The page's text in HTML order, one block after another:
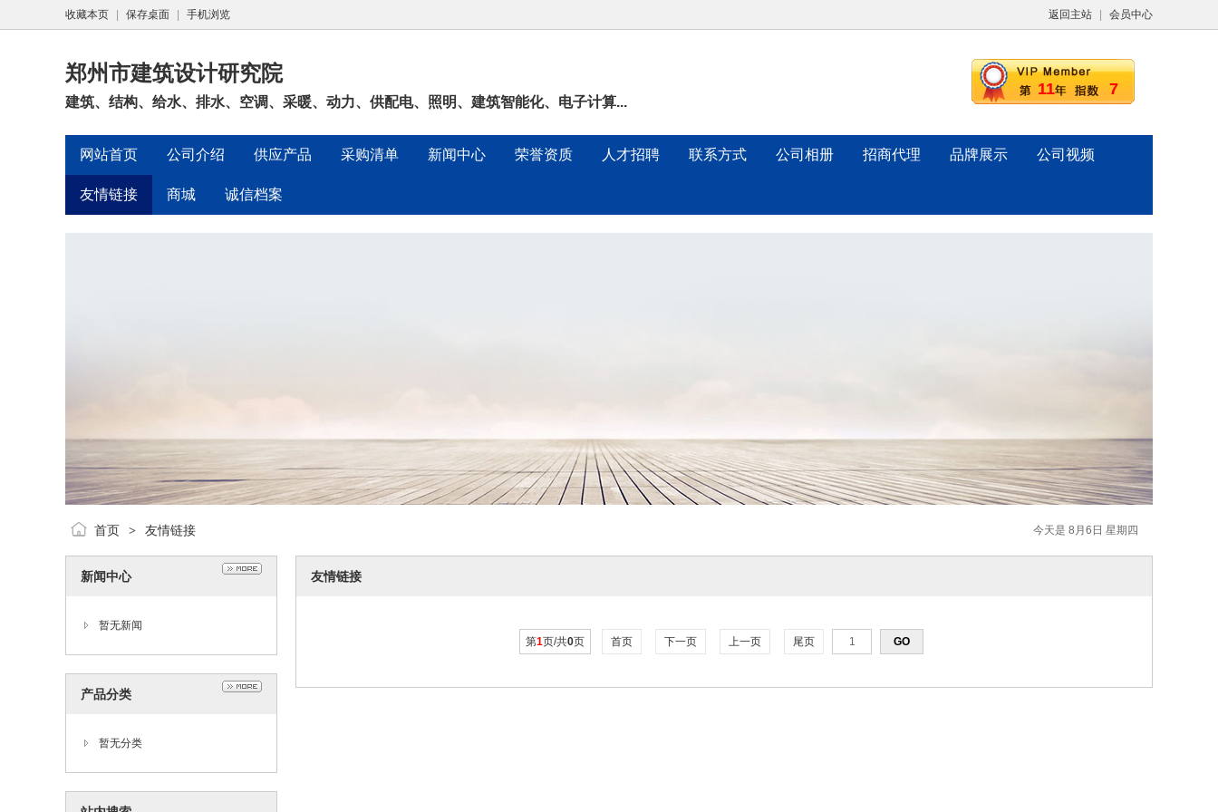
返回主站 会员中心
收藏本页 保存桌面 手机浏览
11 7
郑州市建筑设计研究院
建筑、结构、给水、排水、空调、采暖、动力、供配电、照明、建筑智能化、电子计算...
网站首页 公司介绍 供应产品 采购清单 新闻中心 荣誉资质 人才招聘 联系方式 公司相册 招商代理 品牌展示 公司视频
友情链接 商城 诚信档案
今天是 8月6日 星期四
首页 > 友情链接
新闻中心
暂无新闻
产品分类
暂无分类
友情链接
第1页/共0页 首页 下一页 上一页 尾页